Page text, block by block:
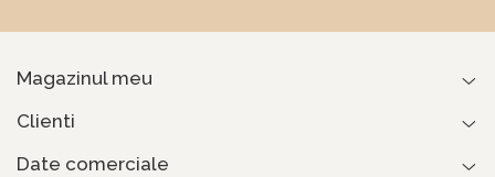
Magazinul meu
Clienti
Date comerciale